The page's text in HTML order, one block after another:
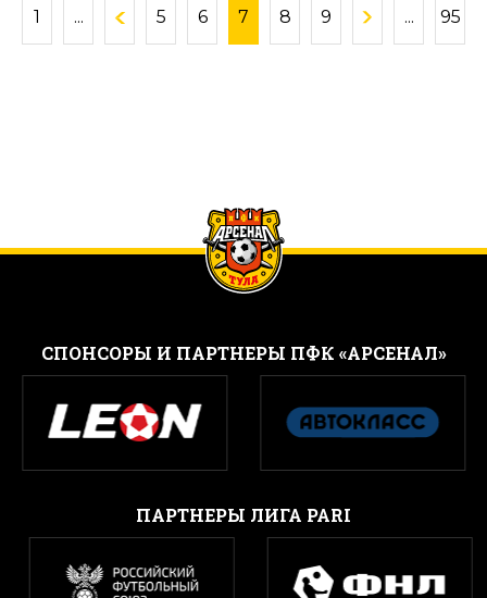
1 ... 5 6 7 8 9 ... 95
CПОНСОРЫ И ПАРТНЕРЫ ПФК «АРСЕНАЛ»
ПАРТНЕРЫ ЛИГА PARI